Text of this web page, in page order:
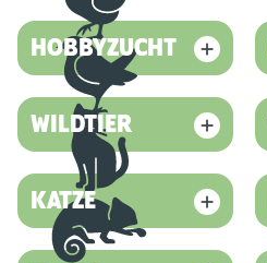
HOBBYZUCHT
WILDTIER
KATZE